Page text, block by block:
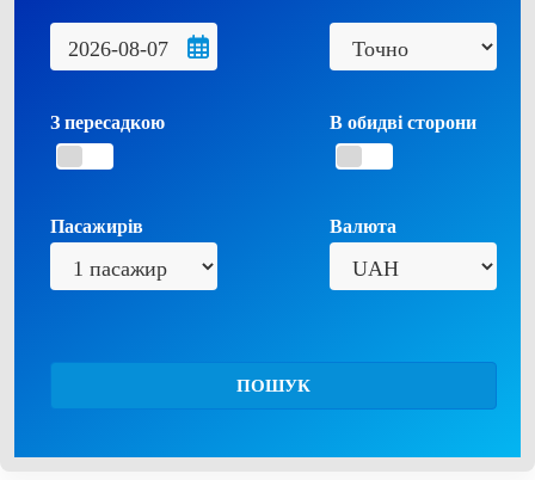
З пересадкою В обидві сторони
Пасажирів Валюта
ПОШУК